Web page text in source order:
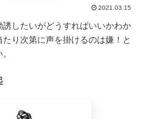
2021.03.15
したいがどうすればいいかわか
り次第に声を掛けるのは嫌！と